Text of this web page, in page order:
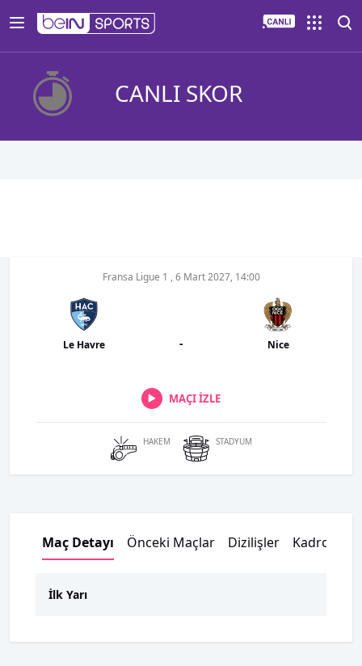
CANLI SKOR
Fransa Ligue 1 , 6 Mart 2027, 14:00
Le Havre -
MAÇI İZLE
Nice
HAKEM STADYUM
Maç Detayı Önceki Maçlar Dizilişler Kadrolar
İlk Yarı